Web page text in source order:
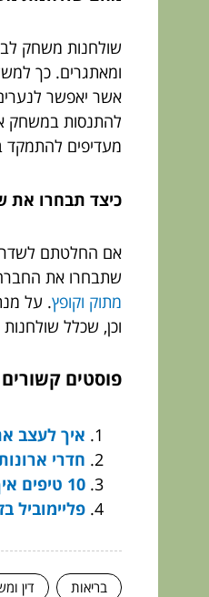
שולחנות משחק
אשר יאפשר
מעדיפים להתמקד
כיצד תבחרו את
אם החלטתם לשדרג
שתבחרו את החברה
מתוק וקופץ. על
וכן, שכלל
פוסטים
איך לעצב
חדרי
10 טיפים איך לאבטח את הבית שלכם
פליימוביל
בריאות דין